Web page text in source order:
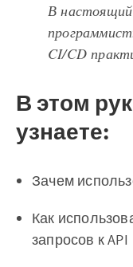
В
CI/CD
В этом
узнаете:
Зачем
Как
запросов к API